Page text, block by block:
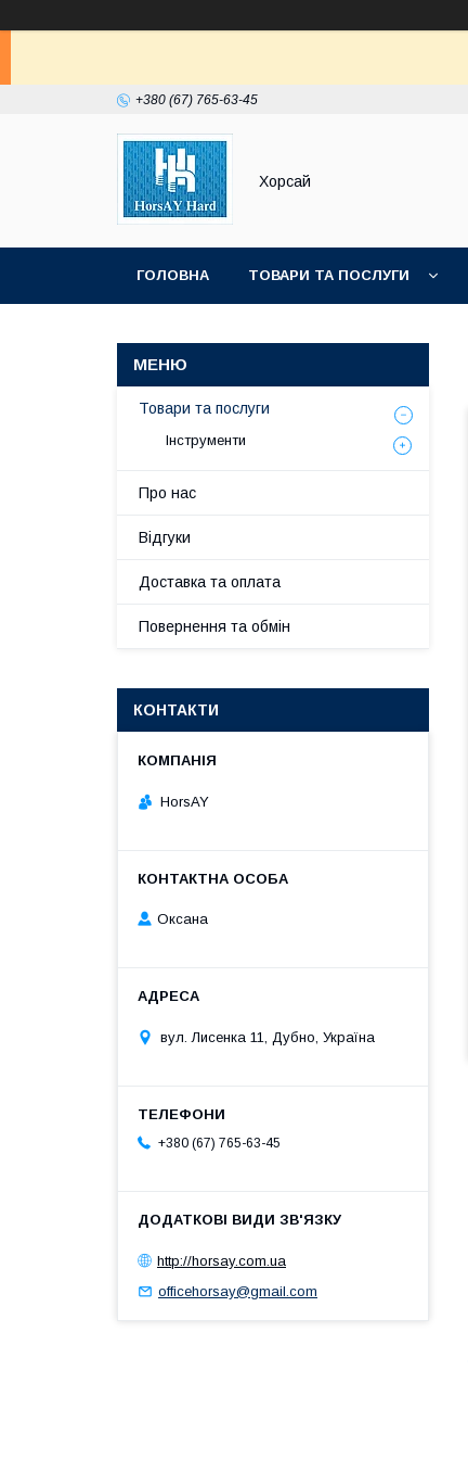
+380 (67) 765-63-45
Хорсай
ГОЛОВНА ТОВАРИ ТА ПОСЛУГИ
Товари та послуги
Інструменти
Про нас
Відгуки
Доставка та оплата
Повернення та обмін
КОНТАКТИ
HorsAY
Оксана
вул. Лисенка 11, Дубно, Україна
+380 (67) 765-63-45
http://horsay.com.ua
officehorsay@gmail.com